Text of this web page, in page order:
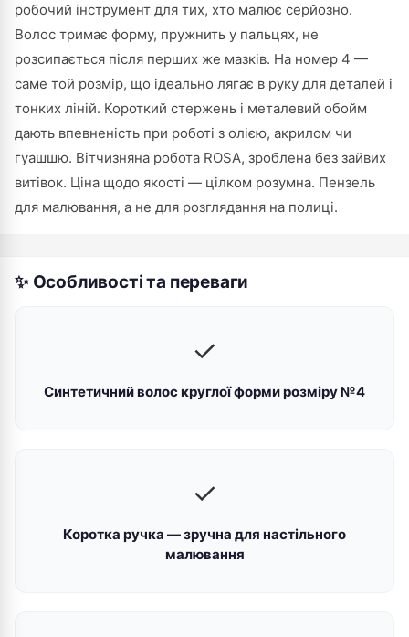
робочий інструмент для тих, хто малює серйозно.
Волос тримає форму, пружнить у пальцях, не
розсипається після перших же мазків. На номер 4 —
саме той розмір, що ідеально лягає в руку для деталей і
тонких ліній. Короткий стержень і металевий обойм
дають впевненість при роботі з олією, акрилом чи
гуашшю. Вітчизняна робота ROSA, зроблена без зайвих
витівок. Ціна щодо якості — цілком розумна. Пензель
для малювання, а не для розглядання на полиці.
✨ Особливості та переваги
✓
Синтетичний волос круглої форми розміру №4
✓
Коротка ручка — зручна для настільного
малювання